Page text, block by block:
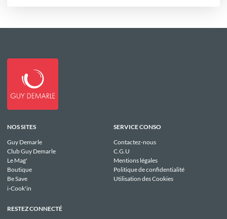
NOS SITES
Guy Demarle
Club Guy Demarle
Le Mag'
Boutique
Be Save
i-Cook'in
SERVICE CONSO
Contactez-nous
C.G.U
Mentions légales
Politique de confidentialité
Utilisation des Cookies
RESTEZ CONNECTÉ